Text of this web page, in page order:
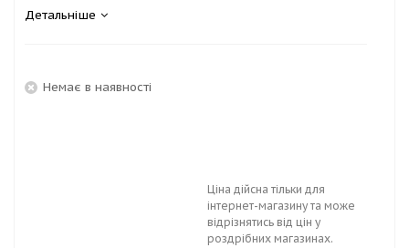
Детальніше
Немає в наявності
Ціна дійсна тільки для
інтернет-магазину та може
відрізнятись від цін у
роздрібних магазинах.